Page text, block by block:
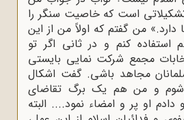
است که خاصیت سنگر را
من گفتم که اولاً من از این
استفاده کنم و در ثانی اگر تو
مجمع شرکت نمایی بایستی
مجاهد باشی. گفت اشکال
و من هم یک برگ تقاضای
او پر و امضاء نمود.... البته